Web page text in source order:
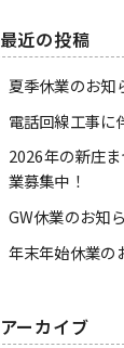
最近の投稿
夏季休業のお知
電話回線工事に
2026年の新庄
業募集中！
GW休業のお知
年末年始休業の
アーカイブ